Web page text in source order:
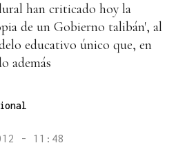
han criticado hoy la
de un Gobierno talibán', al
educativo único que, en
además
- 11:48